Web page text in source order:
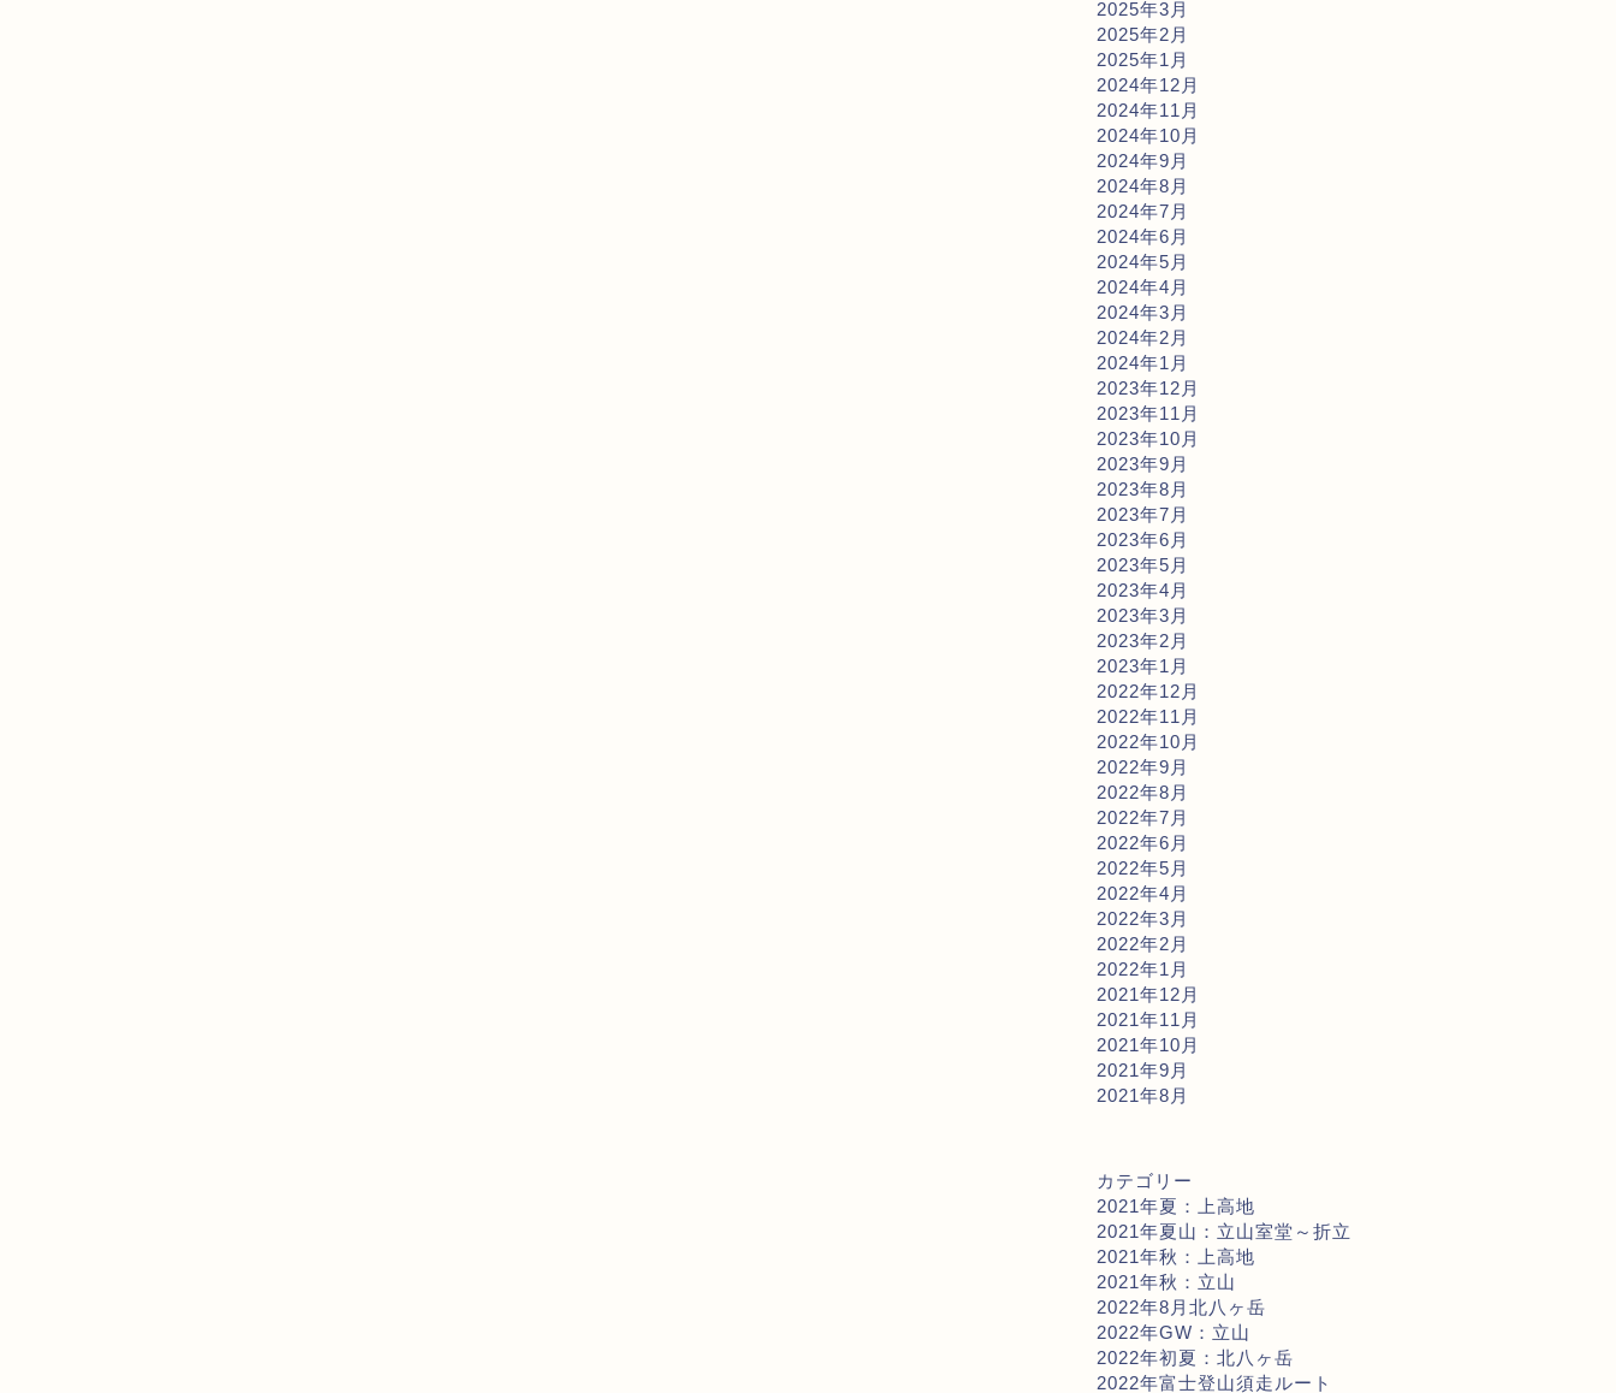
2025年3月
2025年2月
2025年1月
2024年12月
2024年11月
2024年10月
2024年9月
2024年8月
2024年7月
2024年6月
2024年5月
2024年4月
2024年3月
2024年2月
2024年1月
2023年12月
2023年11月
2023年10月
2023年9月
2023年8月
2023年7月
2023年6月
2023年5月
2023年4月
2023年3月
2023年2月
2023年1月
2022年12月
2022年11月
2022年10月
2022年9月
2022年8月
2022年7月
2022年6月
2022年5月
2022年4月
2022年3月
2022年2月
2022年1月
2021年12月
2021年11月
2021年10月
2021年9月
2021年8月
カテゴリー
2021年夏：上高地
2021年夏山：立山室堂～折立
2021年秋：上高地
2021年秋：立山
2022年8月北八ヶ岳
2022年GW：立山
2022年初夏：北八ヶ岳
2022年富士登山須走ルート